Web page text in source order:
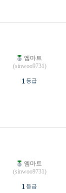
엠마트
(sinwoo9731)
1 등급
엠마트
(sinwoo9731)
1 등급